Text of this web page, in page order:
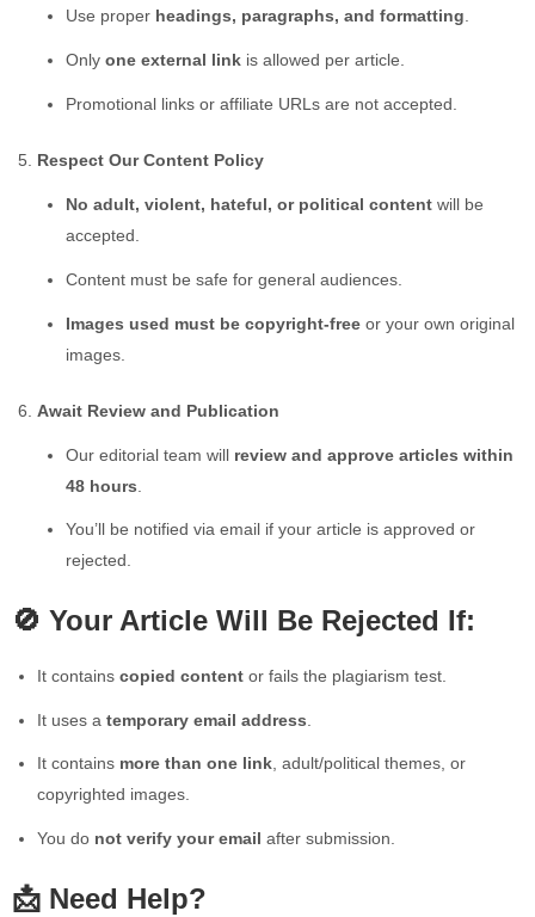
Use proper headings, paragraphs, and formatting.
Only one external link is allowed per article.
Promotional links or affiliate URLs are not accepted.
Respect Our Content Policy
No adult, violent, hateful, or political content will be
accepted.
Content must be safe for general audiences.
Images used must be copyright-free or your own original
images.
Await Review and Publication
Our editorial team will review and approve articles within
48 hours
You’ll be notified via email if your article is approved or
rejected.
🚫 Your Article Will Be Rejected If:
It contains copied content or fails the plagiarism test.
It uses a temporary email address
It contains more than one link, adult/political themes, or
copyrighted images.
You do not verify your email after submission.
📩 Need Help?